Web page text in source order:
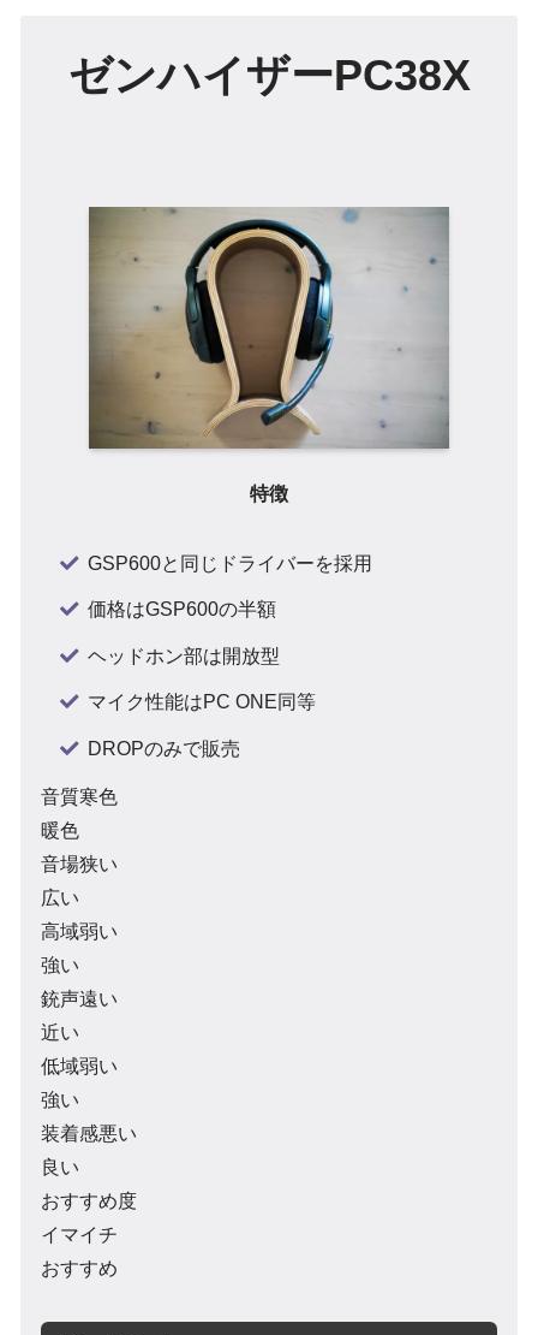
ゼンハイザーPC38X
特徴
GSP600と同じドライバーを採用
価格はGSP600の半額
ヘッドホン部は開放型
マイク性能はPC ONE同等
DROPのみで販売
音質寒色
暖色
音場狭い
広い
高域弱い
強い
銃声遠い
近い
低域弱い
強い
装着感悪い
良い
おすすめ度
イマイチ
おすすめ